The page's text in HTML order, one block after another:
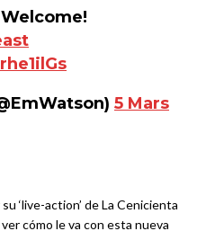
5 Mars
‘live-action’ de La Cenicienta
cómo le va con esta nueva